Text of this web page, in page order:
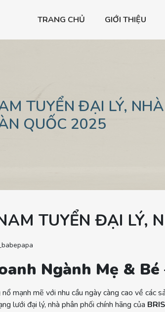
TRANG CHỦ GIỚI THIỆU
Bình PPSU All-in-one Bình PPSU
TUYỂN ĐẠI LÝ, NHÀ
QUỐC 2025
TUYỂN ĐẠI LÝ,
Ngành Mẹ &
mạnh mẽ với nhu cầu ngày càng cao về các
lưới đại lý, nhà phân phối chính hãng của